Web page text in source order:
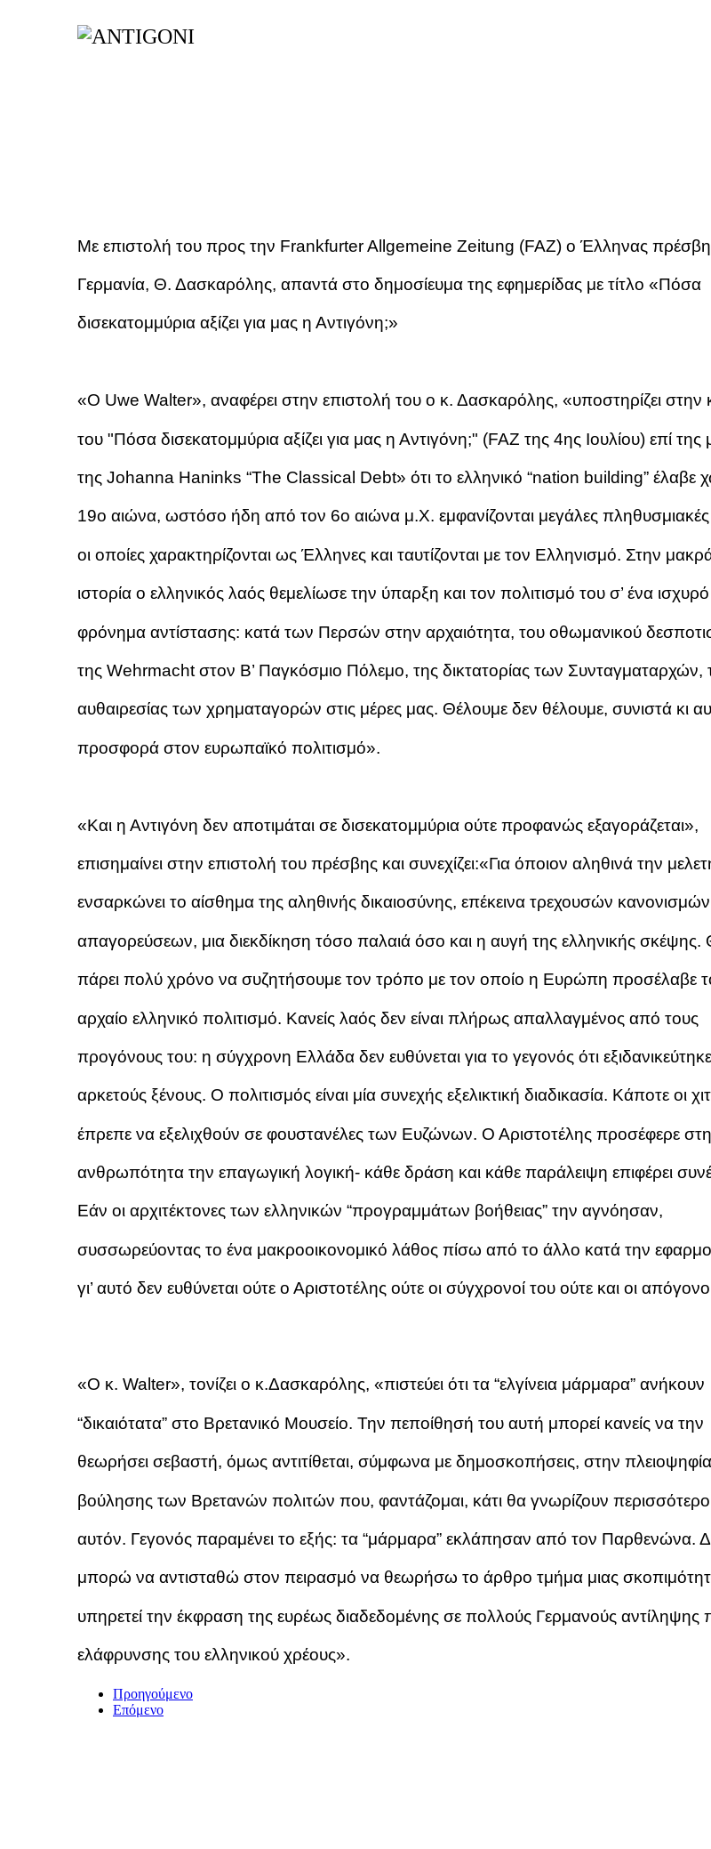
Με επιστολή του προς την Frankfurter Allgemeine Zeitung (FAZ) ο Έλληνας
Γερμανία, Θ. Δασκαρόλης, απαντά στο δημοσίευμα της εφημερίδας με τίτλο «Πόσα
δισεκατομμύρια αξίζει για μας η Αντιγόνη;»
«Ο Uwe Walter», αναφέρει στην επιστολή του ο κ. Δασκαρόλης, «υποστηρίζει στην
του "Πόσα δισεκατομμύρια αξίζει για μας η Αντιγόνη;" (FAZ της 4ης Ιουλίου) επί της
της Johanna Haninks “The Classical Debt» ότι το ελληνικό “nation building” έλαβε
19ο αιώνα, ωστόσο ήδη από τον 6ο αιώνα μ.Χ. εμφανίζονται μεγάλες
οι οποίες χαρακτηρίζονται ως Έλληνες και ταυτίζονται με τον Ελληνισμό. Στην
ιστορία ο ελληνικός λαός θεμελίωσε την ύπαρξη και τον πολιτισμό του σ’ ένα ισχυρό
φρόνημα αντίστασης: κατά των Περσών στην αρχαιότητα, του οθωμανικού
της Wehrmacht στον Β’ Παγκόσμιο Πόλεμο, της δικτατορίας των Συνταγματαρχών,
αυθαιρεσίας των χρηματαγορών στις μέρες μας. Θέλουμε δεν θέλουμε, συνιστά κι
προσφορά στον ευρωπαϊκό πολιτισμό».
«Και η Αντιγόνη δεν αποτιμάται σε δισεκατομμύρια ούτε προφανώς εξαγοράζεται»,
επισημαίνει στην επιστολή του πρέσβης και συνεχίζει:«Για όποιον αληθινά την
ενσαρκώνει το αίσθημα της αληθινής δικαιοσύνης, επέκεινα τρεχουσών κανονισμών
απαγορεύσεων, μια διεκδίκηση τόσο παλαιά όσο και η αυγή της ελληνικής σκέψης.
πάρει πολύ χρόνο να συζητήσουμε τον τρόπο με τον οποίο η Ευρώπη προσέλαβε
αρχαίο ελληνικό πολιτισμό. Κανείς λαός δεν είναι πλήρως απαλλαγμένος από τους
προγόνους του: η σύγχρονη Ελλάδα δεν ευθύνεται για το γεγονός ότι
αρκετούς ξένους. Ο πολιτισμός είναι μία συνεχής εξελικτική διαδικασία. Κάποτε οι
έπρεπε να εξελιχθούν σε φουστανέλες των Ευζώνων. Ο Αριστοτέλης προσέφερε
ανθρωπότητα την επαγωγική λογική- κάθε δράση και κάθε παράλειψη επιφέρει
Εάν οι αρχιτέκτονες των ελληνικών “προγραμμάτων βοήθειας” την αγνόησαν,
συσσωρεύοντας το ένα μακροοικονομικό λάθος πίσω από το άλλο κατά την
γι’ αυτό δεν ευθύνεται ούτε ο Αριστοτέλης ούτε οι σύγχρονοί του ούτε και οι
«Ο κ. Walter», τονίζει ο κ.Δασκαρόλης, «πιστεύει ότι τα “ελγίνεια μάρμαρα” ανήκουν
“δικαιότατα” στο Βρετανικό Μουσείο. Την πεποίθησή του αυτή μπορεί κανείς να την
θεωρήσει σεβαστή, όμως αντιτίθεται, σύμφωνα με δημοσκοπήσεις, στην
βούλησης των Βρετανών πολιτών που, φαντάζομαι, κάτι θα γνωρίζουν περισσότερο
αυτόν. Γεγονός παραμένει το εξής: τα “μάρμαρα” εκλάπησαν από τον Παρθενώνα.
μπορώ να αντισταθώ στον πειρασμό να θεωρήσω το άρθρο τμήμα μιας
υπηρετεί την έκφραση της ευρέως διαδεδομένης σε πολλούς Γερμανούς αντίληψης
ελάφρυνσης του ελληνικού χρέους».
Προηγούμενο
Επόμενο